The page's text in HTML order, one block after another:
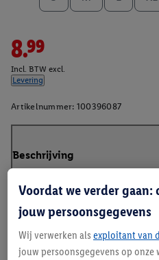
8.99
Incl. BTW excl.
Levering
Artikelnummer: 100396087
Beschrijving
Voordat we verder gaan:
jouw persoonsgegevens
Wij verwerken als exploitant van
jouw persoonsgegevens op onze